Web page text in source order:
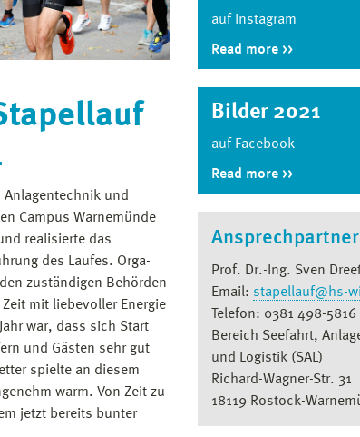
Anlagentechnik und
Campus Warnemünde
realisierte das
des Laufes. Orga-
zuständigen Behörden
mit liebevoller Energie
war, dass sich Start
und Gästen sehr gut
spielte an diesem
warm. Von Zeit zu
jetzt bereits bunter
auf Instagram
Read more
Bilder 2021
auf Facebook
Read more
Ansprechpartner
Prof. Dr.-Ing. Sven
Email: stapellauf@hs-
Telefon: 0381 498-5816
Bereich Seefahrt,
und Logistik (SAL)
Richard-Wagner-Str. 31
18119 Rostock-